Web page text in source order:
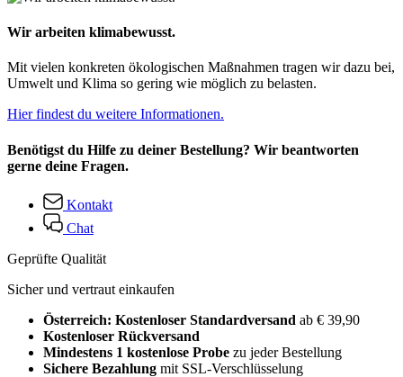
Wir arbeiten klimabewusst.
Mit vielen konkreten ökologischen Maßnahmen tragen wir dazu bei,
Umwelt und Klima so gering wie möglich zu belasten.
Hier findest du weitere Informationen.
Benötigst du Hilfe zu deiner Bestellung? Wir beantworten
gerne deine Fragen.
Kontakt
Chat
Geprüfte Qualität
Sicher und vertraut einkaufen
Österreich: Kostenloser Standardversand ab € 39,90
Kostenloser Rückversand
Mindestens 1 kostenlose Probe zu jeder Bestellung
Sichere Bezahlung mit SSL-Verschlüsselung